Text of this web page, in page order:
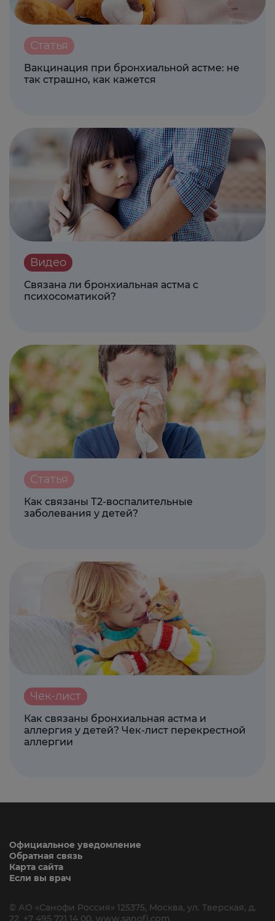
Статья
Вакцинация при бронхиальной астме: не
так страшно, как кажется
Видео
Связана ли бронхиальная астма с
психосоматикой?
Статья
Как связаны Т2-воспалительные
заболевания у детей?
Чек-лист
Как связаны бронхиальная астма и
аллергия у детей? Чек-лист перекрестной
аллергии
© АО «Санофи Россия» 125375, Москва, ул. Тверская, д.
22. +7 495 721 14 00, www.sanofi.com
Официальное уведомление
Обратная связь
Карта сайта
Если вы врач